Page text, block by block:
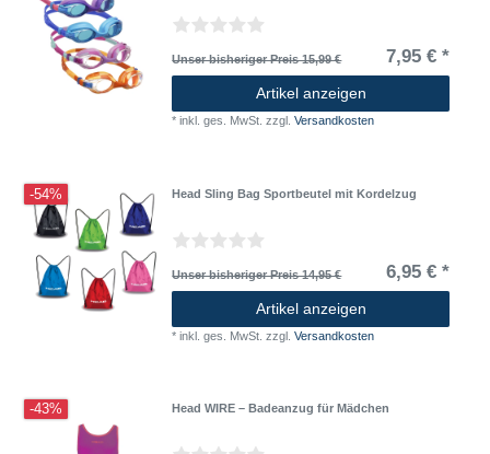
Unser bisheriger Preis 15,99 € 7,95 € *
Artikel anzeigen
*inkl. ges. MwSt. zzgl.Versandkosten
-54% Head Sling Bag Sportbeutel mit Kordelzug
Unser bisheriger Preis 14,95 € 6,95 € *
Artikel anzeigen
*inkl. ges. MwSt. zzgl.Versandkosten
-43% Head WIRE – Badeanzug für Mädchen